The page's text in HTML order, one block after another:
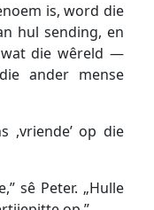
is, word die
hul sending, en
wat die wêreld —
ander mense
,vriende’ op die
sê Peter. „Hulle